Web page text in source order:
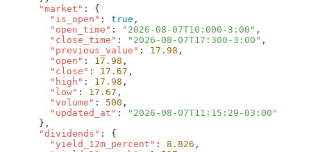
      "market"
        "is_open"
: true
        "open_time"
: "2026-08-07T10:000-3:00"
        "close_time"
: "2026-08-07T17:300-3:00"
        "previous_value"
: 17.98
        "open"
: 17.98
        "close"
: 17.67
        "high"
: 17.98
        "low"
: 17.67
        "volume"
: 500
        "updated_at"
:
      "dividends"
        "yield_12m_percent"
: 8.826